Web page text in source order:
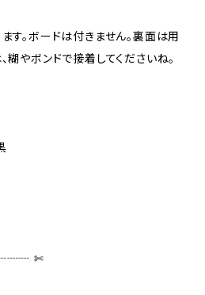
す。ボードは付きません。裏面は用
やボンドで接着してくださいね。
✄‬‬